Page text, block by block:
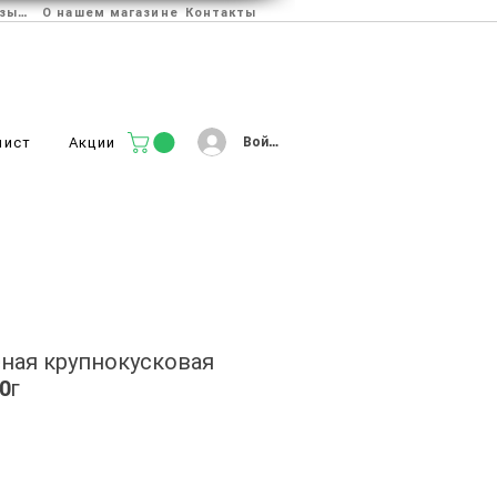
Отзывы О нашем магазине Контакты
Акции Войти
крупнокусковая